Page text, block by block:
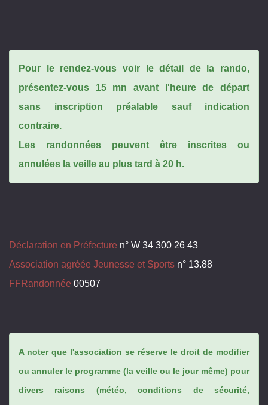
Pour le rendez-vous voir le détail de la rando,
présentez-vous 15 mn avant l'heure de départ
sans inscription préalable sauf indication
contraire.
Les randonnées peuvent être inscrites ou
annulées la veille au plus tard à 20 h.
Déclaration en Préfecture n° W 34 300 26 43
Association agréée Jeunesse et Sports n° 13.88
FFRandonnée 00507
A noter que l'association se réserve le droit de modifier
ou annuler le programme (la veille ou le jour même) pour
divers raisons (météo, conditions de sécurité,